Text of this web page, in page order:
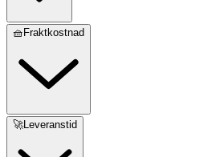
🧺Fraktkostnad
🚀Leveranstid